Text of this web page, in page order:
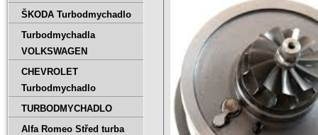
ŠKODA Turbodmychadlo
Turbodmychadla
VOLKSWAGEN
CHEVROLET
Turbodmychadlo
TURBODMYCHADLO
Alfa Romeo Střed turba